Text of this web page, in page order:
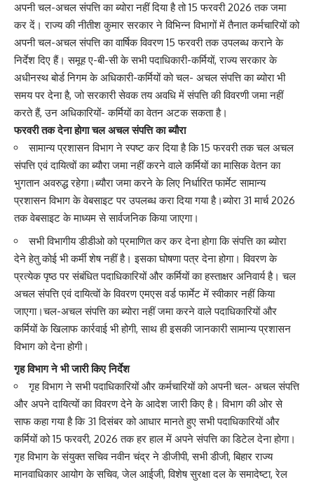
अपनी चल-अचल संपत्ति का ब्योरा नहीं दिया है तो 15 फरवरी 2026 तक जमा
कर दें। राज्य की नीतीश कुमार सरकार ने विभिन्न विभागों में तैनात कर्मचारियों को
अपनी चल-अचल संपत्ति का वार्षिक विवरण 15 फरवरी तक उपलब्ध कराने के
निर्देश दिए हैं। समूह ए-बी-सी के सभी पदाधिकारी-कर्मियों, राज्य सरकार के
अधीनस्थ बोर्ड निगम के अधिकारी-कर्मियों को चल- अचल संपत्ति का ब्योरा भी
समय पर देना है, जो सरकारी सेवक तय अवधि में संपत्ति की विवरणी जमा नहीं
करते हैं, उन अधिकारियों- कर्मियों का वेतन अटक सकता है।
फरवरी तक देना होगा चल अचल संपत्ति का ब्यौरा
सामान्य प्रशासन विभाग ने स्पष्ट कर दिया है कि 15 फरवरी तक चल अचल
संपत्ति एवं दायित्वों का ब्यौरा जमा नहीं करने वाले कर्मियों का मासिक वेतन का
भुगतान अवरुद्ध रहेगा।ब्यौरा जमा करने के लिए निर्धारित फार्मेट सामान्य
प्रशासन विभाग के वेबसाइट पर उपलब्ध करा दिया गया है।ब्योरा 31 मार्च 2026
तक वेबसाइट के माध्यम से सार्वजनिक किया जाएगा।
सभी विभागीय डीडीओ को प्रमाणित कर कर देना होगा कि संपत्ति का ब्योरा
देने हेतु कोई भी कर्मी शेष नहीं है। इसका घोषणा पत्र देना होगा। विवरण के
प्रत्येक पृष्ठ पर संबंधित पदाधिकारियों और कर्मियों का हस्ताक्षर अनिवार्य है। चल
अचल संपत्ति एवं दायित्वों के विवरण एमएस वर्ड फार्मेट में स्वीकार नहीं किया
जाएगा।चल-अचल संपत्ति का ब्योरा नहीं जमा करने वाले पदाधिकारियों और
कर्मियों के खिलाफ कार्रवाई भी होगी, साथ ही इसकी जानकारी सामान्य प्रशासन
विभाग को देना होगी।
गृह विभाग ने भी जारी किए निर्देश
गृह विभाग ने सभी पदाधिकारियों और कर्मचारियों को अपनी चल- अचल संपत्ति
और अपने दायित्यों का विवरण देने के आदेश जारी किए है। विभाग की ओर से
साफ कहा गया है कि 31 दिसंबर को आधार मानते हुए सभी पदाधिकारियों और
कर्मियों को 15 फरवरी, 2026 तक हर हाल में अपने संपत्ति का डिटेल देना होगा।
गृह विभाग के संयुक्त सचिव नवीन चंद्र ने डीजीपी, सभी डीजी, बिहार राज्य
मानवाधिकार आयोग के सचिव, जेल आईजी, विशेष सुरक्षा दल के समादेष्टा, रेल